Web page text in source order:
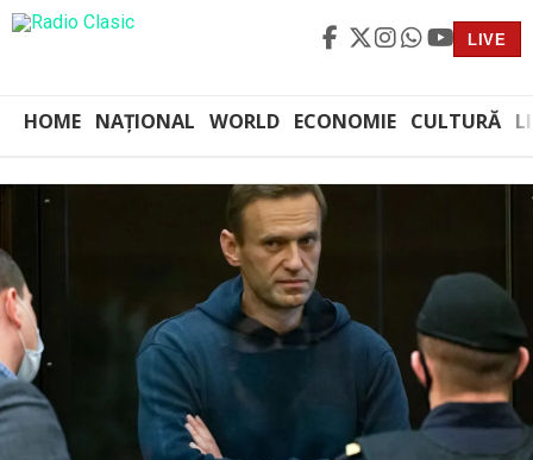
LIVE
HOME NAȚIONAL WORLD ECONOMIE CULTURĂ